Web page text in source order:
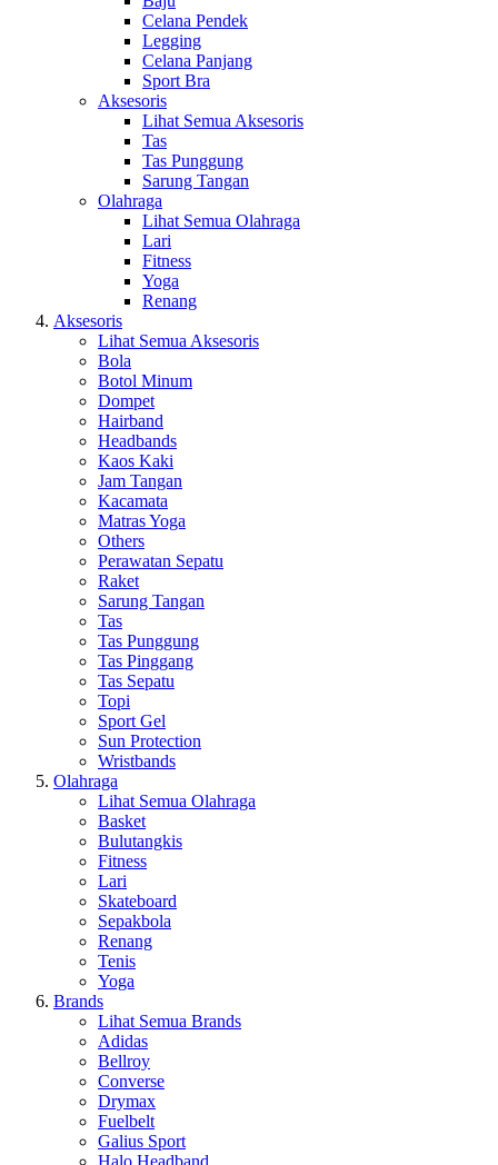
Celana Pendek
Legging
Celana Panjang
Sport Bra
Aksesoris
Lihat Semua Aksesoris
Tas
Tas Punggung
Sarung Tangan
Olahraga
Lihat Semua Olahraga
Lari
Fitness
Yoga
Renang
Aksesoris
Lihat Semua Aksesoris
Bola
Botol Minum
Dompet
Hairband
Headbands
Kaos Kaki
Jam Tangan
Kacamata
Matras Yoga
Others
Perawatan Sepatu
Raket
Sarung Tangan
Tas
Tas Punggung
Tas Pinggang
Tas Sepatu
Topi
Sport Gel
Sun Protection
Wristbands
Olahraga
Lihat Semua Olahraga
Basket
Bulutangkis
Fitness
Lari
Skateboard
Sepakbola
Renang
Tenis
Yoga
Brands
Lihat Semua Brands
Adidas
Bellroy
Converse
Drymax
Fuelbelt
Galius Sport
Halo Headband